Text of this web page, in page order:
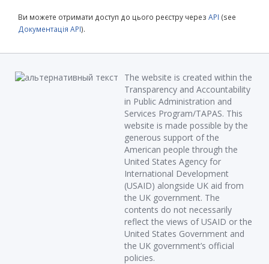
Ви можете отримати доступ до цього реєстру через API (see
Документація API).
The website is created within the
Transparency and Accountability
in Public Administration and
Services Program/TAPAS. This
website is made possible by the
generous support of the
American people through the
United States Agency for
International Development
(USAID) alongside UK aid from
the UK government. The
contents do not necessarily
reflect the views of USAID or the
United States Government and
the UK government’s official
policies.